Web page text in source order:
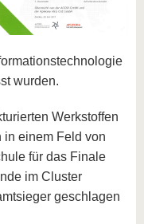
wurden.
Werkstoffen
in einem Feld von
für das Finale
im Cluster
geschlagen